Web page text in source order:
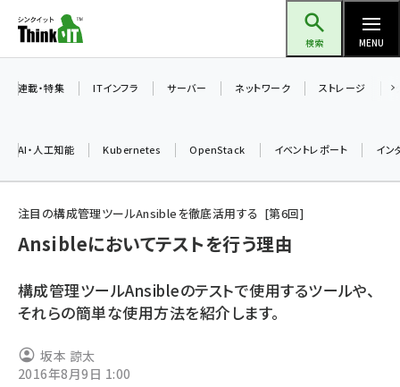
ン
ツ
検索 MENU
加藤銘のチーム貢献～仲間と築いた勝利の絆～ (2338)
北海道をのんびり旅する晴山佳須夫のヒント集！ (2060)
genai (1501)
連載・特集 ITインフラ サーバー ネットワーク ストレージ
AI・人工知能 Kubernetes OpenStack イベントレポート イン
注目の構成管理ツールAnsibleを徹底活用する 第6回
Ansibleにおいてテストを行う理由
構成管理ツールAnsibleのテストで使用するツールや、
それらの簡単な使用方法を紹介します。
坂本 諒太
2016年8月9日 1:00